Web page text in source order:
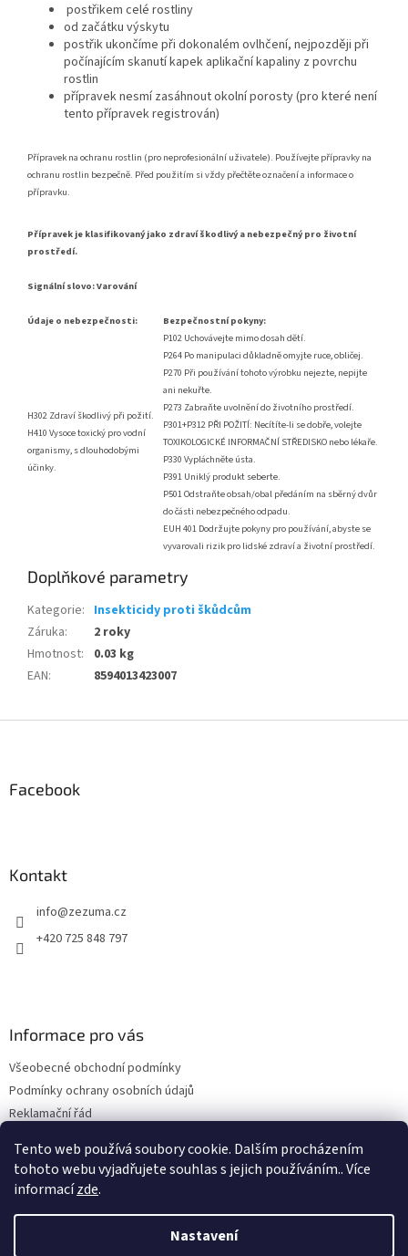
Tento web používá soubory cookie. Dalším procházením
tohoto webu vyjadřujete souhlas s jejich používáním.. Více
informacízde.
Nastavení
postřikem celé rostliny
od začátku výskytu
postřik ukončíme při dokonalém ovlhčení, nejpozději při
počínajícím skanutí kapek aplikační kapaliny z povrchu
rostlin
přípravek nesmí zasáhnout okolní porosty (pro které není
tento přípravek registrován)
Přípravek na ochranu rostlin (pro neprofesionální uživatele). Používejte přípravky na
ochranu rostlin bezpečně. Před použitím si vždy přečtěte označení a informace o
přípravku.
Přípravek je klasifikovaný jako zdraví škodlivý a nebezpečný pro životní
prostředí.
Signální slovo: Varování
Údaje o nebezpečnosti: Bezpečnostní pokyny:
H302 Zdraví škodlivý při požití.
H410 Vysoce toxický pro vodní
organismy, s dlouhodobými
účinky.
P102 Uchovávejte mimo dosah dětí.
P264 Po manipulaci důkladně omyjte ruce, obličej.
P270 Při používání tohoto výrobku nejezte, nepijte
ani nekuřte.
P273 Zabraňte uvolnění do životního prostředí.
P301+P312 PŘI POŽITÍ: Necítíte-li se dobře, volejte
TOXIKOLOGICKÉ INFORMAČNÍ STŘEDISKO nebo lékaře.
P330 Vypláchněte ústa.
P391 Uniklý produkt seberte.
P501 Odstraňte obsah/obal předáním na sběrný dvůr
do části nebezpečného odpadu.
EUH 401 Dodržujte pokyny pro používání, abyste se
vyvarovali rizik pro lidské zdraví a životní prostředí.
Doplňkové parametry
Kategorie: Insekticidy proti škůdcům
Záruka:
2 roky
Hmotnost:
0.03 kg
EAN: 8594013423007
Facebook
Kontakt
info@zezuma.cz
+420 725 848 797
Informace pro vás
Všeobecné obchodní podmínky
Podmínky ochrany osobních údajů
Reklamační řád
Napište nám
Vytvořil Shoptet